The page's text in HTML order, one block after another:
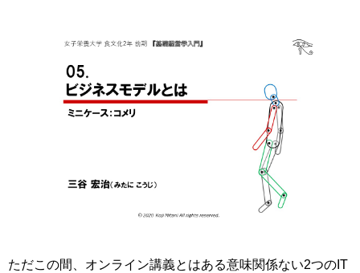
ただこの間、オンライン講義とはある意味関係ない2つのIT